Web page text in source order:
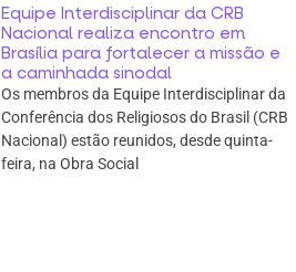
Equipe Interdisciplinar da CRB
Nacional realiza encontro em
Brasília para fortalecer a missão e
a caminhada sinodal
Os membros da Equipe Interdisciplinar da
Conferência dos Religiosos do Brasil (CRB
Nacional) estão reunidos, desde quinta-
feira, na Obra Social